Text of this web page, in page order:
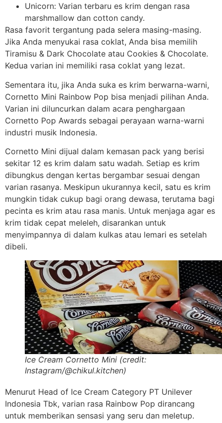
Unicorn: Varian terbaru es krim dengan rasa
marshmallow dan cotton candy.
Rasa favorit tergantung pada selera masing-masing.
Jika Anda menyukai rasa coklat, Anda bisa memilih
Tiramisu & Dark Chocolate atau Cookies & Chocolate.
Kedua varian ini memiliki rasa coklat yang lezat.
Sementara itu, jika Anda suka es krim berwarna-warni,
Cornetto Mini Rainbow Pop bisa menjadi pilihan Anda.
Varian ini diluncurkan dalam acara penghargaan
Cornetto Pop Awards sebagai perayaan warna-warni
industri musik Indonesia.
Cornetto Mini dijual dalam kemasan pack yang berisi
sekitar 12 es krim dalam satu wadah. Setiap es krim
dibungkus dengan kertas bergambar sesuai dengan
varian rasanya. Meskipun ukurannya kecil, satu es krim
mungkin tidak cukup bagi orang dewasa, terutama bagi
pecinta es krim atau rasa manis. Untuk menjaga agar es
krim tidak cepat meleleh, disarankan untuk
menyimpannya di dalam kulkas atau lemari es setelah
dibeli.
Ice Cream Cornetto Mini (credit:
Instagram/@chikul.kitchen)
Menurut Head of Ice Cream Category PT Unilever
Indonesia Tbk, varian rasa Rainbow Pop dirancang
untuk memberikan sensasi yang seru dan meletup.